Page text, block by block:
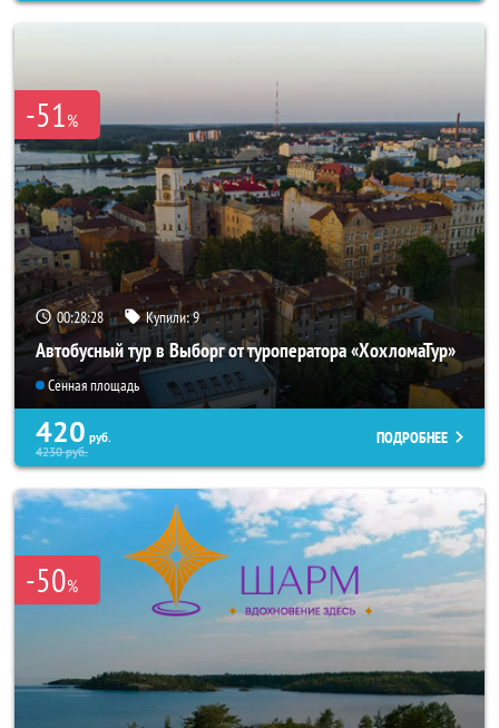
-51%
00:28:25 Купили:9
Автобусный тур в Выборг от туроператора «ХохломаТур»
Сенная площадь
420 руб.
4230руб.
ПОДРОБНЕЕ
-50%